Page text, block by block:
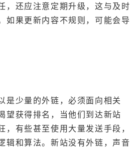
，还应注意定期升级，这与及时
如果更新内容不规则，可能会导
是少量的外链，必须面向相关
望获得排名，当他们到达新站
，有些甚至使用大量发送手段，
辑和算法。新站没有外链，声音